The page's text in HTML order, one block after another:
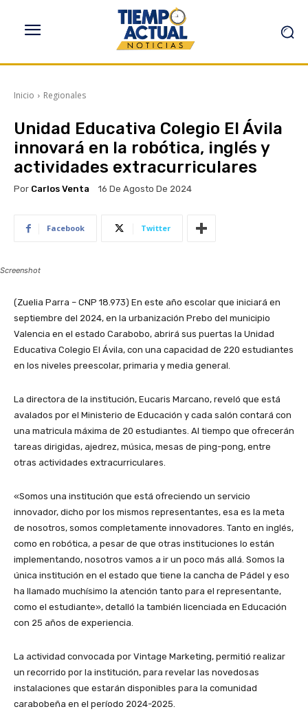
Inicio Regionales
Unidad Educativa Colegio El Ávila
innovará en la robótica, inglés y
actividades extracurriculares
Por Carlos Venta 16 De Agosto De 2024
Facebook Twitter
Screenshot
(Zuelia Parra – CNP 18.973) En este año escolar que iniciará en
septiembre del 2024, en la urbanización Prebo del municipio
Valencia en el estado Carabobo, abrirá sus puertas la Unidad
Educativa Colegio El Ávila, con una capacidad de 220 estudiantes
en los niveles preescolar, primaria y media general.
La directora de la institución, Eucaris Marcano, reveló que está
avalados por el Ministerio de Educación y cada salón contará con
una matricula máxima de 20 estudiantes. Al tiempo que ofrecerán
tareas dirigidas, ajedrez, música, mesas de ping-pong, entre
otras actividades extracurriculares.
«Somos una institución que está ofreciendo un servicio
innovador, dicho por los mismos representantes, esa es la meta
de nosotros, somos completamente innovadores. Tanto en inglés,
como en robótica, a pesar de que otras instituciones lo están
implementando, nosotros vamos a ir un poco más allá. Somos la
única institución en el estado que tiene la cancha de Pádel y eso
ha llamado muchísimo la atención tanto para el representante,
como el estudiante», detalló la también licenciada en Educación
con 25 años de experiencia.
La actividad convocada por Vintage Marketing, permitió realizar
un recorrido por la institución, para revelar las novedosas
instalaciones que estarán disponibles para la comunidad
carabobeña en el período 2024-2025.